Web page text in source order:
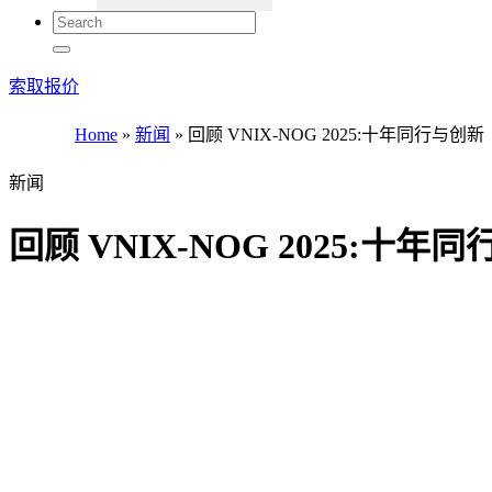
索取报价
Home » 新闻 » 回顾 VNIX-NOG 2025:十年同行与创新
新闻
回顾 VNIX-NOG 2025:十年同